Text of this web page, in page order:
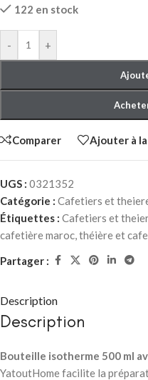
122 en stock
- +
Comparer Ajouter à
UGS : 0321352
Catégorie : Cafetiers et
Étiquettes : Cafetiers et
cafetière maroc,théière et
Partager :
Description
Description
Bouteille isotherme 500 ml
YatoutHome facilite la